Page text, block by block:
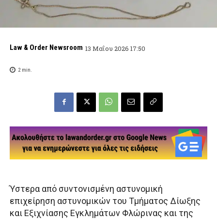
Law & Order Newsroom 13 Μαΐου 2026 17:50
2min.
Ύστερα από συντονισμένη αστυνομική
επιχείρηση αστυνομικών του Τμήματος Δίωξης
και Εξιχνίασης Εγκλημάτων Φλώρινας και της